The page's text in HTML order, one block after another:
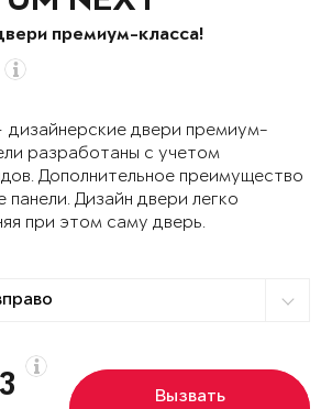
премиум-класса!
дизайнерские двери премиум-
разработаны с учетом
Дополнительное преимущество
Дизайн двери легко
при этом саму дверь.
Вызвать